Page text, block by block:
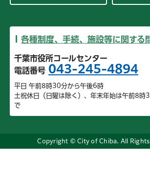
各種制度、手続、施設等に関する
千葉市役所コールセンター
電話番号 043-245-4894
平日 午前8時30分から午後6時
土祝休日（日曜は除く）、年末年始は午前8時
で
Copyright © City of Chiba. All Rights